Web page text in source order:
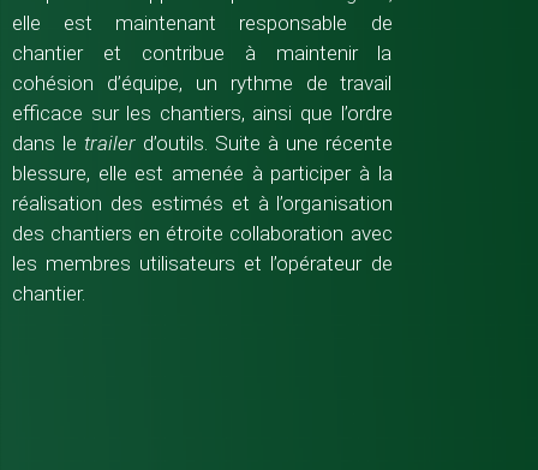
elle est maintenant responsable de
chantier et contribue à maintenir la
cohésion d’équipe, un rythme de travail
efficace sur les chantiers, ainsi que l’ordre
dans le trailerd’outils. Suite à une récente
blessure, elle est amenée à participer à la
réalisation des estimés et à l’organisation
des chantiers en étroite collaboration avec
les membres utilisateurs et l’opérateur de
chantier.